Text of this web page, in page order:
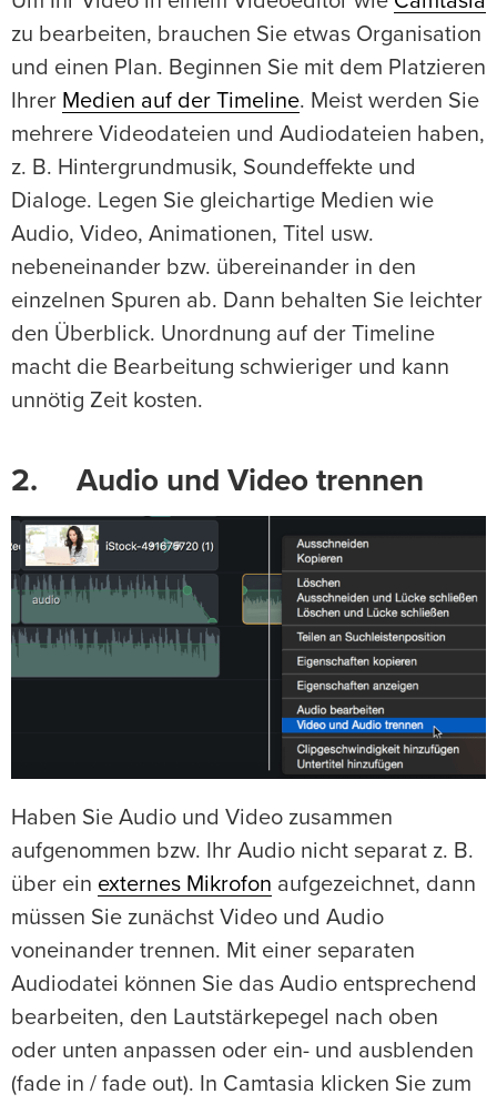
zu bearbeiten, brauchen Sie etwas Organisation
und einen Plan. Beginnen Sie mit dem Platzieren
Ihrer Medien auf der Timeline. Meist werden Sie
mehrere Videodateien und Audiodateien haben,
z. B. Hintergrundmusik, Soundeffekte und
Dialoge. Legen Sie gleichartige Medien wie
Audio, Video, Animationen, Titel usw.
nebeneinander bzw. übereinander in den
einzelnen Spuren ab. Dann behalten Sie leichter
den Überblick. Unordnung auf der Timeline
macht die Bearbeitung schwieriger und kann
unnötig Zeit kosten.
2. Audio und Video trennen
Haben Sie Audio und Video zusammen
aufgenommen bzw. Ihr Audio nicht separat z. B.
über ein externes Mikrofon aufgezeichnet, dann
müssen Sie zunächst Video und Audio
voneinander trennen. Mit einer separaten
Audiodatei können Sie das Audio entsprechend
bearbeiten, den Lautstärkepegel nach oben
oder unten anpassen oder ein- und ausblenden
(fade in / fade out). In Camtasia klicken Sie zum